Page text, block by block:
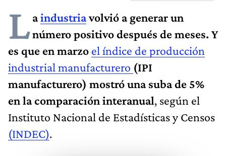
Laindustriavolvió a generar un
número positivo después de meses. Y
es que en marzo el índice de producción
industrial manufacturero (IPI
manufacturero) mostró una suba de 5%
en la comparación interanual, según el
Instituto Nacional de Estadísticas y Censos
(INDEC).